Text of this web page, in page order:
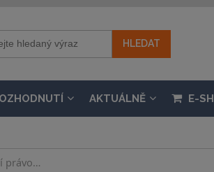
AKTUÁLNĚ E-